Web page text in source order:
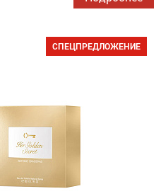
СПЕЦПРЕДЛОЖЕНИЕ